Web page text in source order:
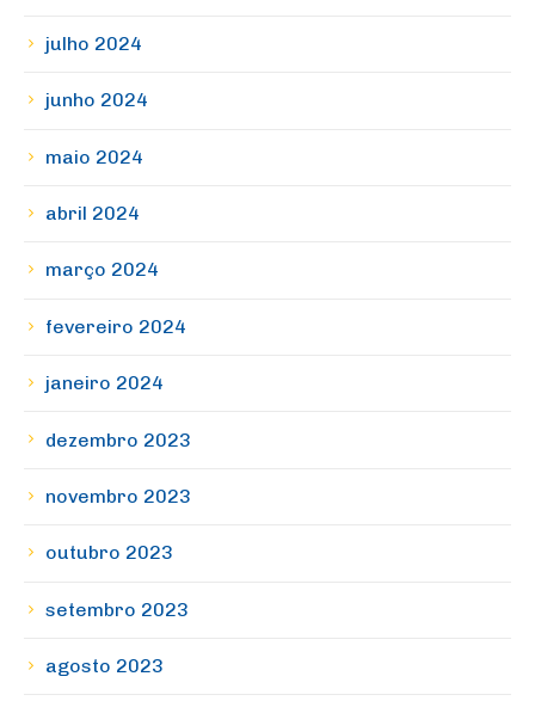
julho 2024
junho 2024
maio 2024
abril 2024
março 2024
fevereiro 2024
janeiro 2024
dezembro 2023
novembro 2023
outubro 2023
setembro 2023
agosto 2023